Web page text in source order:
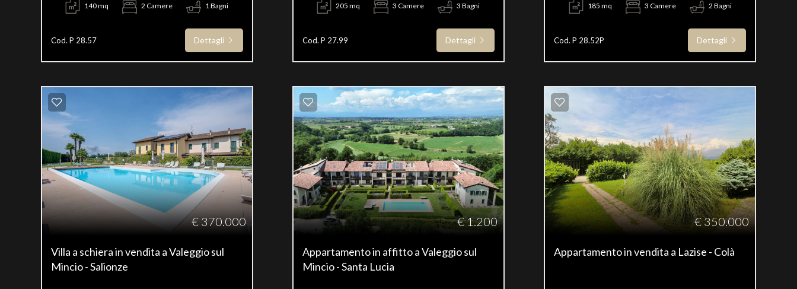
140 mq 2 Camere 1 Bagni
Cod. P 28.57 Dettagli
205 mq 3 Camere 3 Bagni
Cod. P 27.99 Dettagli
185 mq 3 Camere 2 Bagni
Cod. P 28.52P Dettagli
€ 370.000
Villa a schiera in vendita a Valeggio sul
Mincio - Salionze
€ 1.200
Appartamento in affitto a Valeggio sul
Mincio - Santa Lucia
€ 350.000
Appartamento in vendita a Lazise - Colà